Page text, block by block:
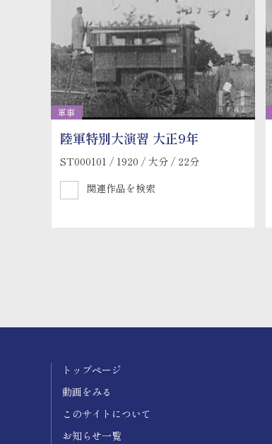
軍事
陸軍特別大演習 大正9年
ST000101 / 1920 / 大分 / 22分
関連作品を検索
トップページ
動画をみる
このサイトについて
お知らせ一覧